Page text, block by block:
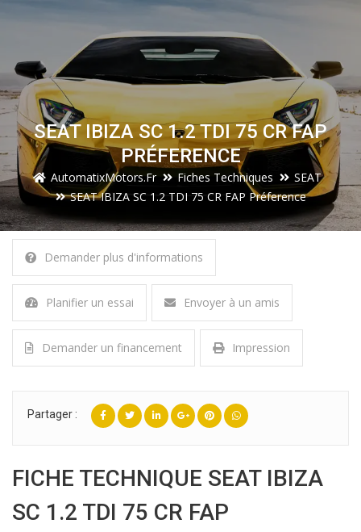
SEAT IBIZA SC 1.2 TDI 75 CR FAP
PRÉFERENCE
AutomatixMotors.fr Fiches Techniques
SEAT
SEAT IBIZA SC 1.2 TDI 75 CR FAP Préference
Demander plus d'informations
Planifier un essai Envoyer à un amis
Demander un financement Impression
Partager :
FICHE TECHNIQUE SEAT IBIZA
SC 1.2 TDI 75 CR FAP